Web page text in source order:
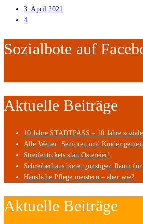
3. April 2021
4
Sozialbote auf
Aktuelle Beiträge
10 Jahre STADTPASS – 10 Jahre
Alle Wetter: Senioren und Kinder
Streifentickets statt Ostereier!
Schreiberhaus bietet günstigen Raum
Häusliche Pflege meistern – aber wie?
Aktuelle Beiträge